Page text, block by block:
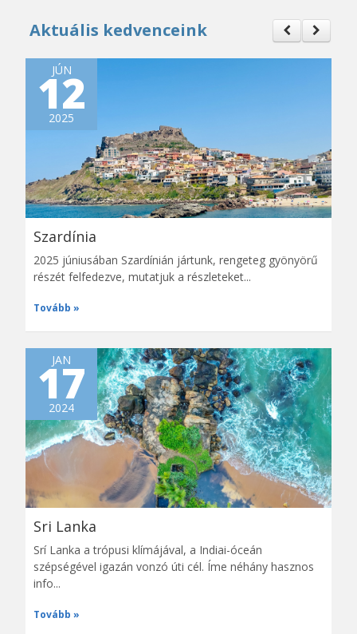
Aktuális kedvenceink
JÚN
12
2025
Szardínia
2025 júniusában Szardínián jártunk, rengeteg gyönyörű
részét felfedezve, mutatjuk a részleteket...
Tovább
JAN
17
2024
Sri Lanka
Srí Lanka a trópusi klímájával, a Indiai-óceán
szépségével igazán vonzó úti cél. Íme néhány hasznos
info...
Tovább